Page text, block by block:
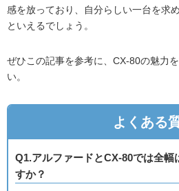
感を放っており、自分らしい一台を求
といえるでしょう。
ぜひこの記事を参考に、CX-80の魅力
い。
よくある
Q1.アルファードとCX-80では全幅
すか？